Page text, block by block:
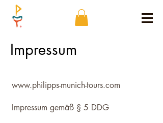
Impressum
www.philipps-munich-tours.com
Impressum gemäß § 5 DDG